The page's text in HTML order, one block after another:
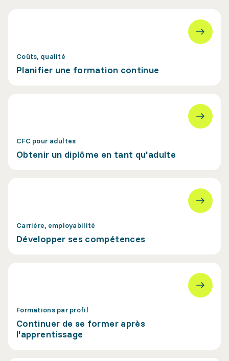
Coûts, qualité
Planifier une formation continue
CFC pour adultes
Obtenir un diplôme en tant qu'adulte
Carrière, employabilité
Développer ses compétences
Formations par profil
Continuer de se former après
l'apprentissage